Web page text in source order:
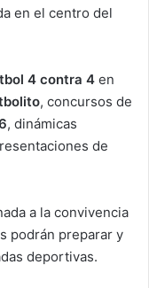
en el centro del
4 contra 4 en
, concursos de
, dinámicas
de
a la convivencia
podrán preparar y
deportivas.